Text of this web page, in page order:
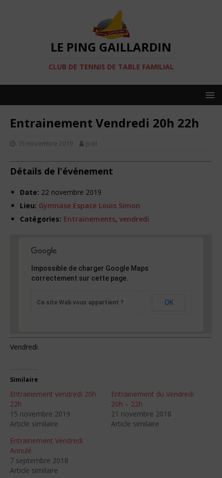
LE PING GAILLARDIN
CLUB DE TENNIS DE TABLE FAMILIAL
Entrainement Vendredi 20h 22h
15 novembre 2019 Joël
Détails de l'événement
Date: 22 novembre 2019
Lieu: Gymnase Espace Louis Simon
Catégories: Entrainements, vendredi
Impossible de charger Google Maps
correctement sur cette page.
Ce site Web vous appartient ? OK
Vendredi
Similaire
Entrainement vendredi 20h
22h
15 novembre 2019
Article similaire
Entrainement du Vendredi
20h – 22h
21 novembre 2018
Article similaire
Entrainement Vendredi
Annulé
7 septembre 2018
Article similaire